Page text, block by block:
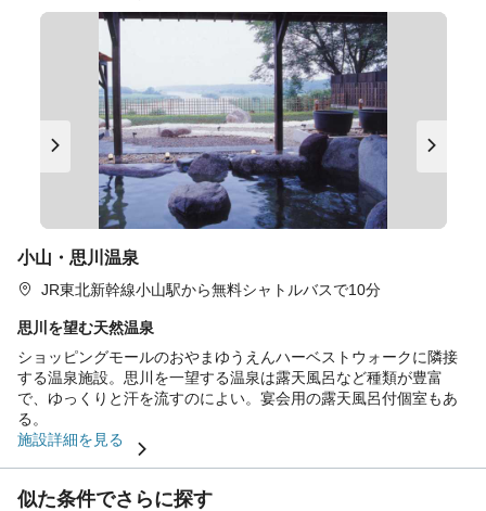
小山・思川温泉
JR東北新幹線小山駅から無料シャトルバスで10分
思川を望む天然温泉
ショッピングモールのおやまゆうえんハーベストウォークに隣接
する温泉施設。思川を一望する温泉は露天風呂など種類が豊富
で、ゆっくりと汗を流すのによい。宴会用の露天風呂付個室もあ
る。
施設詳細を見る
似た条件でさらに探す